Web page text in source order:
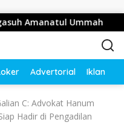
Ummah
Advertorial Iklan
C: Advokat Hanum
Hadir di Pengadilan